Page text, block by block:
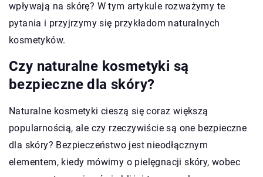
wpływają na skórę? W tym artykule rozważymy te
pytania i przyjrzymy się przykładom naturalnych
kosmetyków.
Czy naturalne kosmetyki są
bezpieczne dla skóry?
Naturalne kosmetyki cieszą się coraz większą
popularnością, ale czy rzeczywiście są one bezpieczne
dla skóry? Bezpieczeństwo jest nieodłącznym
elementem, kiedy mówimy o pielęgnacji skóry, wobec